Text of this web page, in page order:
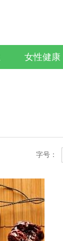
女性健康
字号：